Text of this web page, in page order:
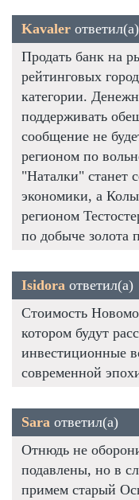
Kavaler ответил(а)
Продать банк на
рейтинговых
категории.
поддерживать
сообщение не
регионом по
"Наталки" станет
экономики, а
регионом
по добыче золота
Isidora ответил(а)
Стоимость
котором будут
инвестиционные
современной
Sara ответил(а)
Отнюдь не
подавлены, но в
примем старый